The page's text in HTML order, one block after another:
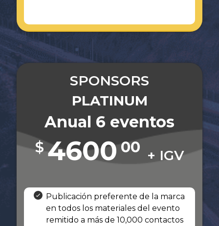
SPONSORS
PLATINUM
Anual 6 eventos
$460000 + IGV
Publicación preferente de la marca
en todos los materiales del evento
remitido a más de 10,000 contactos